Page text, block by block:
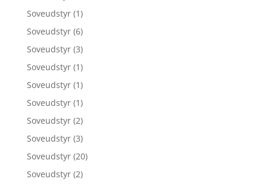
Soveudstyr (1)
Soveudstyr (6)
Soveudstyr (3)
Soveudstyr (1)
Soveudstyr (1)
Soveudstyr (1)
Soveudstyr (2)
Soveudstyr (3)
Soveudstyr (20)
Soveudstyr (2)